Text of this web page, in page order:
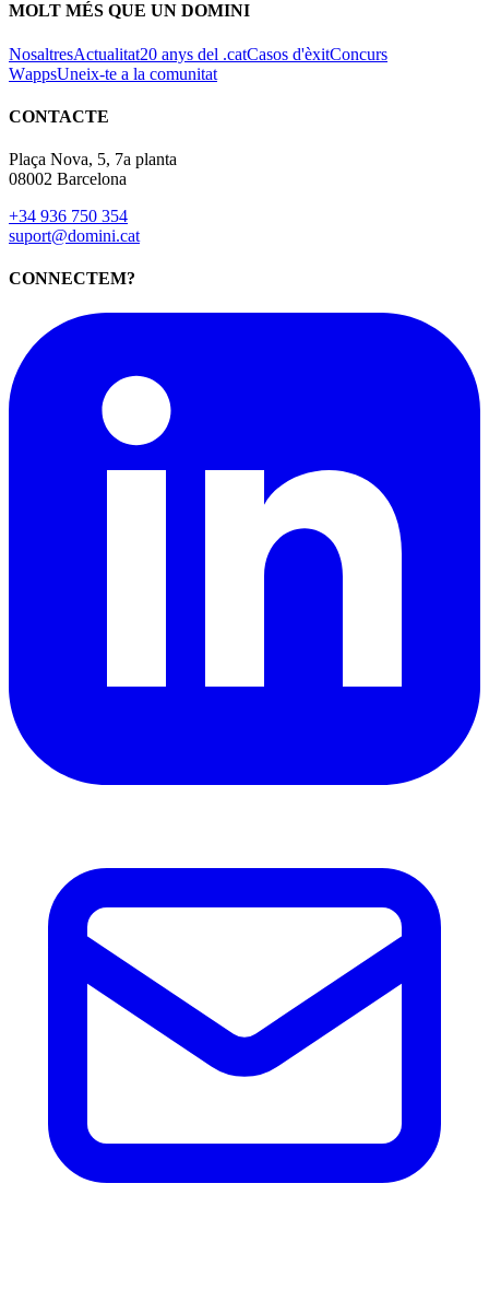
MOLT MÉS QUE UN DOMINI
NosaltresActualitat20 anys del .catCasos d'èxitConcurs
WappsUneix-te a la comunitat
CONTACTE
Plaça Nova, 5, 7a planta
08002 Barcelona
+34 936 750 354
suport@domini.cat
CONNECTEM?